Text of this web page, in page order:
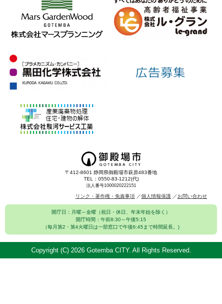
〒412-8601 静岡県御殿場市萩原483番地
TEL：0550-83-1212(代)
法人番号1000020222151
リンク・著作権・免責事項 個人情報保護 お問い合わせ
開庁日：月曜～金曜（祝日・休日、年末年始を除く）
開庁時間：午前8:30～午後5:15
（毎月第2・第4火曜日は一部窓口で午後6:45まで時間延長。)
Copyright (C) 2026 Gotemba CITY. All Rights Reserved.